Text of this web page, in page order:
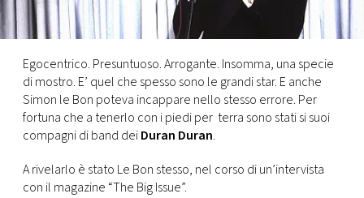
PRINCIPATO
DI
MONACO
RMC
CONSIGLIA
Egocentrico. Presuntuoso. Arrogante. Insomma, una specie
di mostro. E’ quel che spesso sono le grandi star. E anche
Simon le Bon poteva incappare nello stesso errore. Per
fortuna che a tenerlo con i piedi per terra sono stati si suoi
compagni di band deiDuran Duran.
A rivelarlo è stato Le Bon stesso, nel corso di un’intervista
con il magazine “The Big Issue”.